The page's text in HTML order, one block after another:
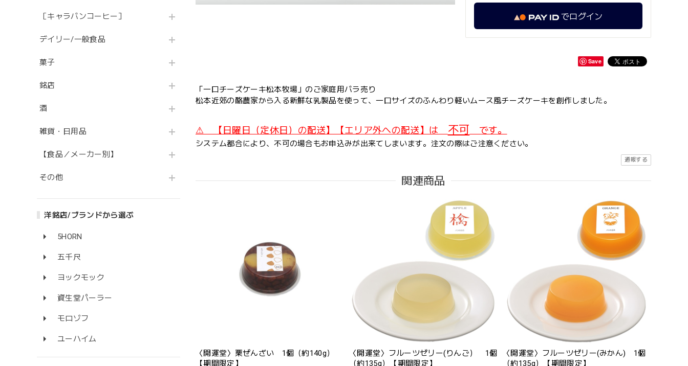
［キャラバンコーヒー］
デイリー/一般食品
菓子
銘店
酒
雑貨・日用品
【食品／メーカー別】
その他
洋銘店/ブランドから選ぶ
5HORN
五千尺
ヨックモック
資生堂パーラー
モロゾフ
ユーハイム
でログイン
Save
「一口チーズケーキ松本牧場」のご家庭用バラ売り
松本近郊の酪農家から入る新鮮な乳製品を使って、一口サイズのふんわり軽いムース風チーズケーキを創作しました。
⚠ 【日曜日（定休日）の配送】【エリア外への配送】は 不可 です。
システム都合により、不可の場合もお申込みが出来てしまいます。注文の際はご注意ください。
通報する
関連商品
〈開運堂〉栗ぜんざい 1個（約140g）
【期間限定】
〈開運堂〉フルーツゼリー(りんご） 1個
（約135g）【期間限定】
〈開運堂〉フルーツゼリー(みかん) 1個
（約135g）【期間限定】